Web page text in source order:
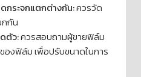
กระจกแตกต่างกัน:ควรวัด
กกัน
ตัว:ควรสอบถามผู้ขายฟิล์ม
งฟิล์ม เพื่อปรับขนาดในการ